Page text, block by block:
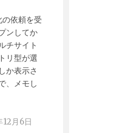
依頼を受
ンしてか
チサイト
リ型が選
か表示さ
、メモし
12月6日